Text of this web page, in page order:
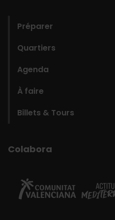
Préparer
Quartiers
Agenda
À faire
Billets & Tours
Colabora